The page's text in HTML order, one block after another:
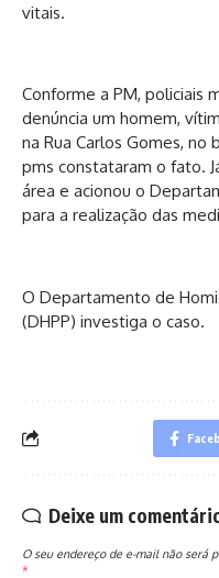
vitais.
Conforme a PM, policiais
denúncia um homem,
na Rua Carlos Gomes, no
pms constataram o fato.
área e acionou o
para a realização das
O Departamento de
(DHPP) investiga o caso.
Deixe um
O seu endereço de e-mail não será
*